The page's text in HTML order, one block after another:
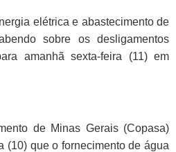
elétrica e abastecimento de
sobre os desligamentos
amanhã sexta-feira (11) em
de Minas Gerais (Copasa)
(10) que o fornecimento de água